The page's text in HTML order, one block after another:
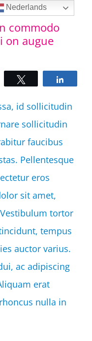
commodo
on augue
id sollicitudin
sollicitudin
faucibus
Pellentesque
eros
sit amet,
tortor
tempus
auctor varius.
ac adipiscing
erat
nulla in
Nederlands